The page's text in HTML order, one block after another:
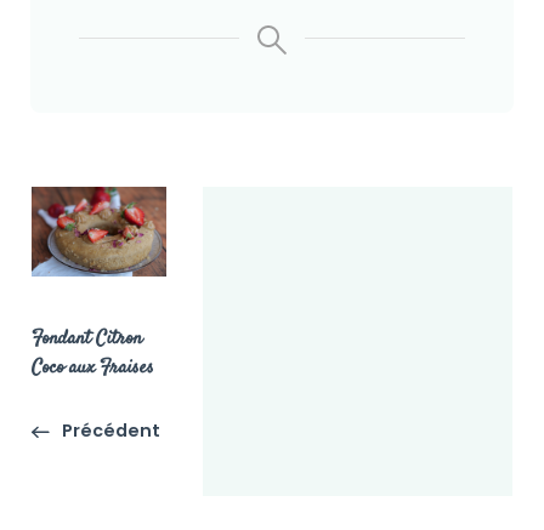
Fondant Citron
Coco aux Fraises
Précédent